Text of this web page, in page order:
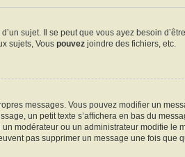
sujet. Il se peut que vous ayez besoin
sujets, Vous pouvez joindre des fichiers, etc.
messages. Vous pouvez modifier un
un petit texte s’affichera en bas du
modérateur ou un administrateur modifie
pas supprimer un message une fois que